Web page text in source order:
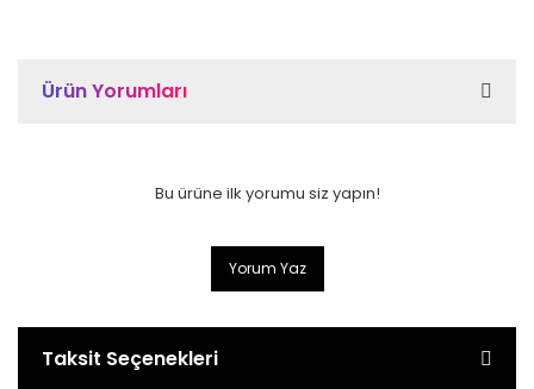
Ürün Yorumları
Bu ürüne ilk yorumu siz yapın!
Yorum Yaz
Taksit Seçenekleri